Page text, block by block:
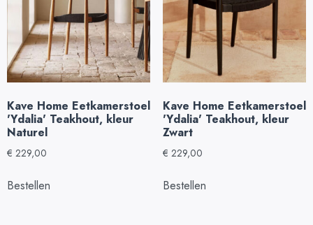
Kave Home Eetkamerstoel
'Ydalia' Teakhout, kleur
Naturel
€ 229,00
Bestellen
Kave Home Eetkamerstoel
'Ydalia' Teakhout, kleur
Zwart
€ 229,00
Bestellen